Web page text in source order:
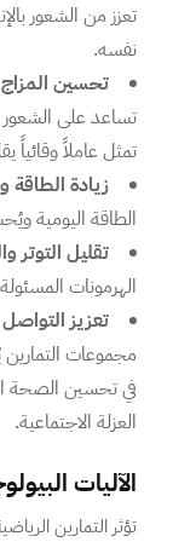
تعزز من الشعور
نفسه.
تحسين المزاج
تساعد على الشعور
تمثل عاملاً وقائياً
زيادة الطاقة
الطاقة اليومية
تقليل التوتر
الهرمونات
تعزيز
مجموعات
في تحسين الصحة
العزلة الاجتماعية.
الآليات
تؤثر التمارين